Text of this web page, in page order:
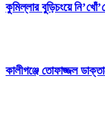
কুমিল্লার বুড়িচংয়ে
কালীগঞ্জে তোফাজ্জল